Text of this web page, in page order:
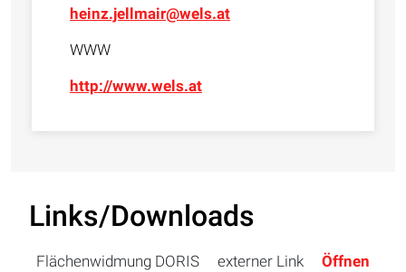
heinz.jellmair@wels.at
WWW
http://www.wels.at
Links/Downloads
Flächenwidmung DORIS externer Link Öffnen